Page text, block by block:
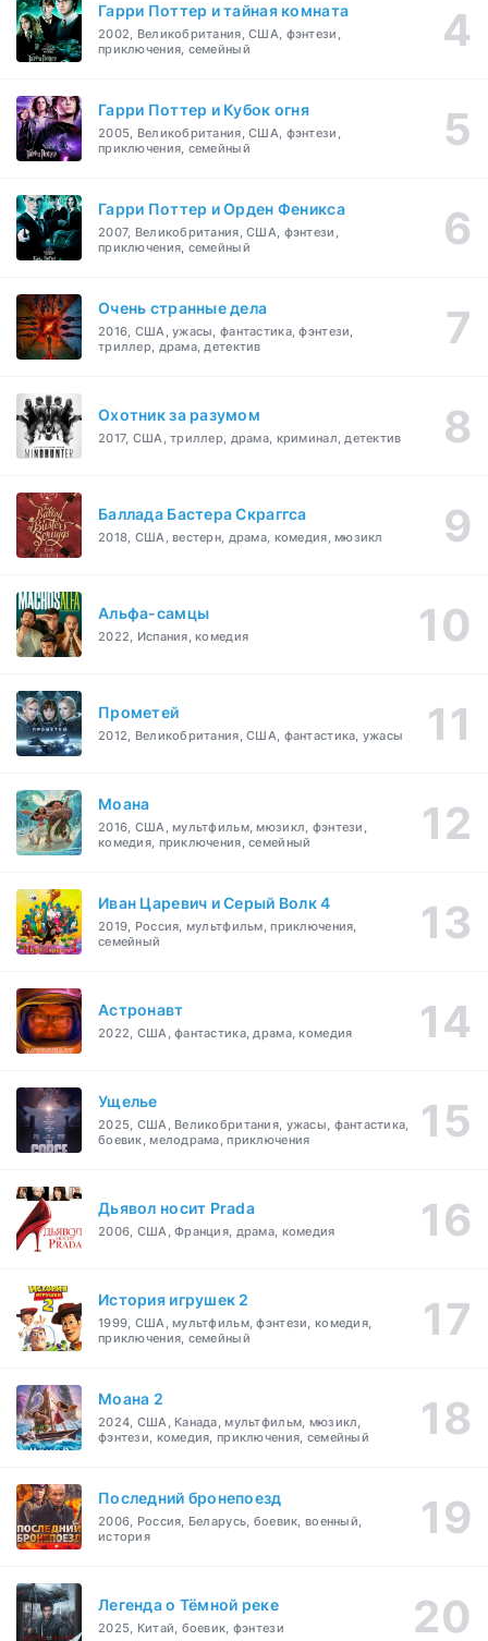
Гарри Поттер и тайная комната
2002, Великобритания, США, фэнтези,
приключения, семейный
Гарри Поттер и Кубок огня
2005, Великобритания, США, фэнтези,
приключения, семейный
Гарри Поттер и Орден Феникса
2007, Великобритания, США, фэнтези,
приключения, семейный
Очень странные дела
2016, США, ужасы, фантастика, фэнтези,
триллер, драма, детектив
Охотник за разумом
2017, США, триллер, драма, криминал, детектив
Баллада Бастера Скраггса
2018, США, вестерн, драма, комедия, мюзикл
Альфа-самцы
2022, Испания, комедия
Прометей
2012, Великобритания, США, фантастика, ужасы
Моана
2016, США, мультфильм, мюзикл, фэнтези,
комедия, приключения, семейный
Иван Царевич и Серый Волк 4
2019, Россия, мультфильм, приключения,
семейный
Астронавт
2022, США, фантастика, драма, комедия
Ущелье
2025, США, Великобритания, ужасы, фантастика,
боевик, мелодрама, приключения
Дьявол носит Prada
2006, США, Франция, драма, комедия
История игрушек 2
1999, США, мультфильм, фэнтези, комедия,
приключения, семейный
Моана 2
2024, США, Канада, мультфильм, мюзикл,
фэнтези, комедия, приключения, семейный
Последний бронепоезд
2006, Россия, Беларусь, боевик, военный,
история
Легенда о Тёмной реке
2025, Китай, боевик, фэнтези